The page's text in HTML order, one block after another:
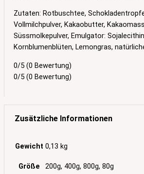
Zutaten: Rotbuschtee,
Vollmilchpulver, Kakaobutter,
Süssmolkepulver, Emulgator:
Kornblumenblüten, Lemongras,
0/5 (0 Bewertung)
0/5 (0 Bewertung)
Zusätzliche Informationen
Gewicht 0,13 kg
Größe 200g, 400g, 800g, 80g